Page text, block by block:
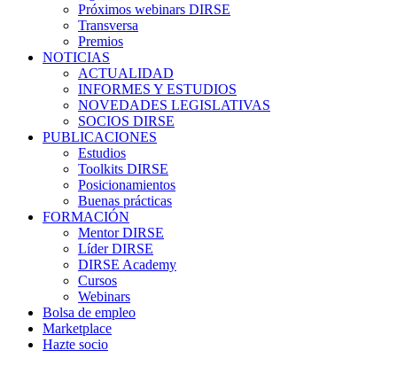
Próximos webinars DIRSE
Transversa
Premios
NOTICIAS
ACTUALIDAD
INFORMES Y ESTUDIOS
NOVEDADES LEGISLATIVAS
SOCIOS DIRSE
PUBLICACIONES
Estudios
Toolkits DIRSE
Posicionamientos
Buenas prácticas
FORMACIÓN
Mentor DIRSE
Líder DIRSE
DIRSE Academy
Cursos
Webinars
Bolsa de empleo
Marketplace
Hazte socio